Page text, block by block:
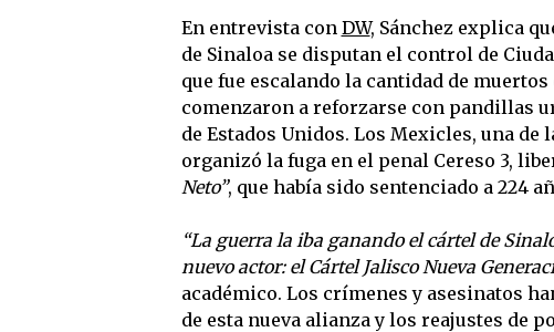
En entrevista con DW, Sánchez explica
de Sinaloa se disputan el control de
que fue escalando la cantidad de
comenzaron a reforzarse con pandillas
de Estados Unidos. Los Mexicles, una
organizó la fuga en el penal Cereso 3,
Neto”, que había sido sentenciado a 224
“La guerra la iba ganando el cártel de
nuevo actor: el Cártel Jalisco Nueva
académico. Los crímenes y asesinatos
de esta nueva alianza y los reajustes de